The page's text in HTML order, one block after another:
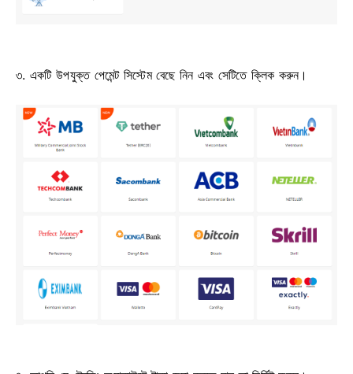
৩. একটি উপযুক্ত পেমেন্ট সিস্টেম বেছে নিন এবং সেটিতে ক্লিক করুন।